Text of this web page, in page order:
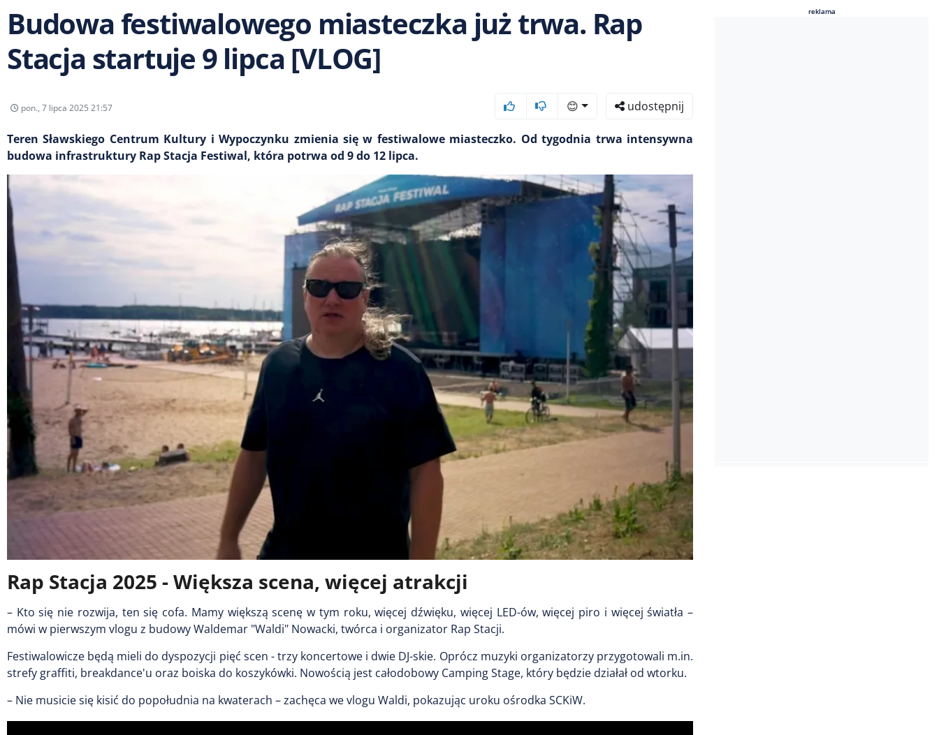
Budowa festiwalowego miasteczka już trwa. Rap
Stacja startuje 9 lipca [VLOG]
pon., 7 lipca 2025 21:57 😊 udostępnij
Teren Sławskiego Centrum Kultury i Wypoczynku zmienia się w festiwalowe miasteczko. Od tygodnia trwa intensywna
budowa infrastruktury Rap Stacja Festiwal, która potrwa od 9 do 12 lipca.
Rap Stacja 2025 - Większa scena, więcej atrakcji
– Kto się nie rozwija, ten się cofa. Mamy większą scenę w tym roku, więcej dźwięku, więcej LED-ów, więcej piro i więcej światła –
mówi w pierwszym vlogu z budowy Waldemar "Waldi" Nowacki, twórca i organizator Rap Stacji.
Festiwalowicze będą mieli do dyspozycji pięć scen - trzy koncertowe i dwie DJ-skie. Oprócz muzyki organizatorzy przygotowali m.in.
strefy graffiti, breakdance'u oraz boiska do koszykówki. Nowością jest całodobowy Camping Stage, który będzie działał od wtorku.
– Nie musicie się kisić do popołudnia na kwaterach – zachęca we vlogu Waldi, pokazując uroku ośrodka SCKiW.
reklama
reklama